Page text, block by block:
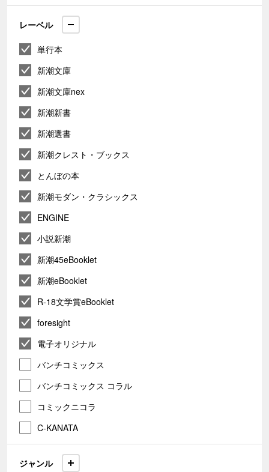
レーベル
単行本
新潮文庫
新潮文庫nex
新潮新書
新潮選書
新潮クレスト・ブックス
とんぼの本
新潮モダン・クラシックス
ENGINE
小説新潮
新潮45eBooklet
新潮eBooklet
R-18文学賞eBooklet
foresight
電子オリジナル
バンチコミックス
バンチコミックス コラル
コミックニコラ
C-KANATA
ジャンル